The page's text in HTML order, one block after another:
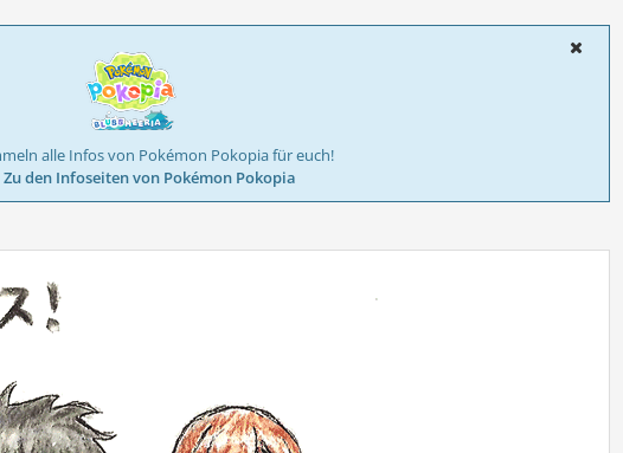
alle Infos von Pokémon Pokopia für euch!
den Infoseiten von Pokémon Pokopia